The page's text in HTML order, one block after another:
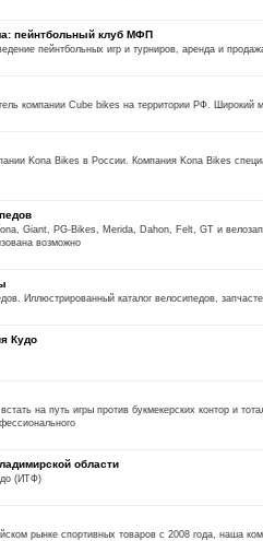
пейнтбольный клуб МФП
пейнтбольных игр и турниров, аренда и
компании Cube bikes на территории РФ. Широкий
Kona Bikes в России. Компания Kona Bikes
Giant, PG-Bikes, Merida, Dahon, Felt, GT и
возможно
Иллюстрированный каталог велосипедов,
Кудо
на путь игры против букмекерских контор и
области
(ИТФ)
рынке спортивных товаров с 2008 года, наша